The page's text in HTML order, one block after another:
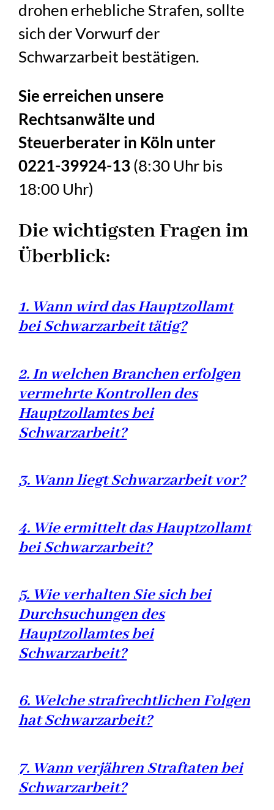
drohen erhebliche Strafen, sollte
sich der Vorwurf der
Schwarzarbeit bestätigen.
Sie erreichen unsere
Rechtsanwälte und
Steuerberater in Köln unter
0221-39924-13 (8:30 Uhr bis
18:00 Uhr)
Die wichtigsten Fragen im
Überblick:
1. Wann wird das Hauptzollamt
bei Schwarzarbeit tätig?
2. In welchen Branchen erfolgen
vermehrte Kontrollen des
Hauptzollamtes bei
Schwarzarbeit?
3. Wann liegt Schwarzarbeit vor?
4. Wie ermittelt das Hauptzollamt
bei Schwarzarbeit?
5. Wie verhalten Sie sich bei
Durchsuchungen des
Hauptzollamtes bei
Schwarzarbeit?
6. Welche strafrechtlichen Folgen
hat Schwarzarbeit?
7. Wann verjähren Straftaten bei
Schwarzarbeit?